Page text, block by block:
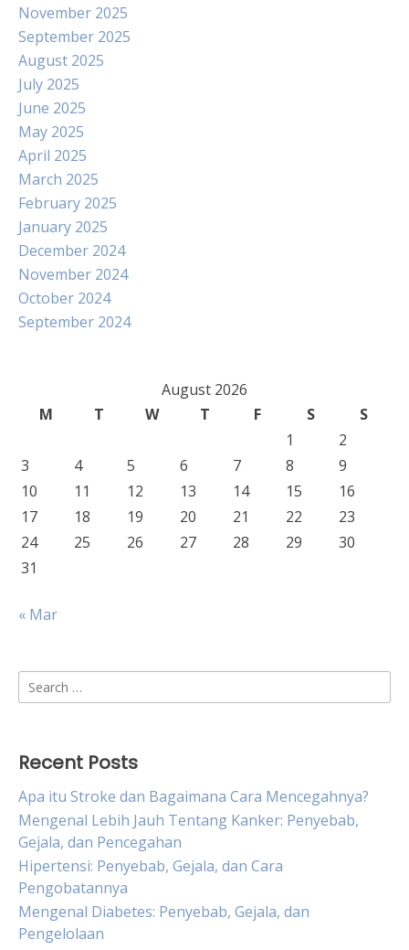
November 2025
September 2025
August 2025
July 2025
June 2025
May 2025
April 2025
March 2025
February 2025
January 2025
December 2024
November 2024
October 2024
September 2024
August 2026
M
T W T F S
S
1
2
3
4 5 6 7 8
9
10
11 12 13 14 15
16
17
18 19 20 21 22
23
24
25 26 27 28 29
30
31
« Mar
Search
for:
Recent Posts
Apa itu Stroke dan Bagaimana Cara Mencegahnya?
Mengenal Lebih Jauh Tentang Kanker: Penyebab,
Gejala, dan Pencegahan
Hipertensi: Penyebab, Gejala, dan Cara
Pengobatannya
Mengenal Diabetes: Penyebab, Gejala, dan
Pengelolaan